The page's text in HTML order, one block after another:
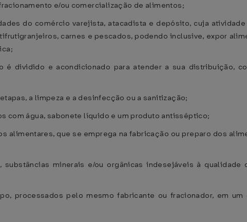
e/ou comercialização de alimentos;
do comércio varejista, atacadista e depósito, cuja
carnes e pescados, podendo inclusive, expor
dividido e acondicionado para atender a sua distribuição,
a limpeza e a desinfecção ou a sanitização;
com água, sabonete líquido e um produto antisséptico;
alimentares, que se emprega na fabricação ou preparo dos
minerais e/ou orgânicas indesejáveis à
processados pelo mesmo fabricante ou fracionador, em